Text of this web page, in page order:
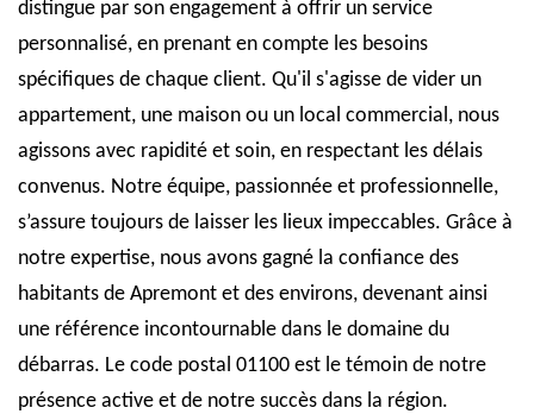
distingue par son engagement à offrir un service
personnalisé, en prenant en compte les besoins
spécifiques de chaque client. Qu'il s'agisse de vider un
appartement, une maison ou un local commercial, nous
agissons avec rapidité et soin, en respectant les délais
convenus. Notre équipe, passionnée et professionnelle,
s’assure toujours de laisser les lieux impeccables. Grâce à
notre expertise, nous avons gagné la confiance des
habitants de Apremont et des environs, devenant ainsi
une référence incontournable dans le domaine du
débarras. Le code postal 01100 est le témoin de notre
présence active et de notre succès dans la région.